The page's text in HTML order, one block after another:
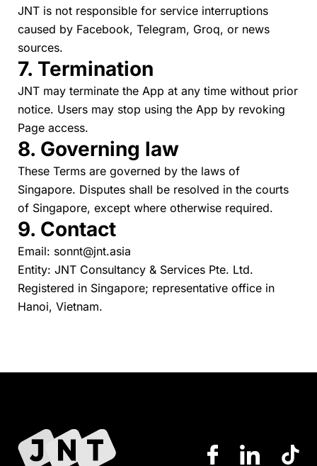
JNT is not responsible for service interruptions
caused by Facebook, Telegram, Groq, or news
sources.
7. Termination
JNT may terminate the App at any time without prior
notice. Users may stop using the App by revoking
Page access.
8. Governing law
These Terms are governed by the laws of
Singapore. Disputes shall be resolved in the courts
of Singapore, except where otherwise required.
9. Contact
Email: sonnt@jnt.asia
Entity: JNT Consultancy & Services Pte. Ltd.
Registered in Singapore; representative office in
Hanoi, Vietnam.